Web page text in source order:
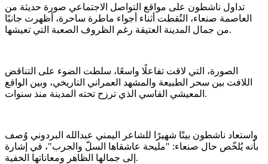
تداول ناشطون على مواقع التواصل الاجتماعي صورة حديثة من
العاصمة صنعاء، التُقطت أثناء أجواء ماطرة ساحرة، أظهرت جانبًا
من جمال المدينة العتيقة رغم الظروف الصعبة التي تعيشها.
الصورة، التي لاقت تفاعلًا واسعًا، سلطت الضوء على التناقض
اللافت بين سحر الطبيعة والمشهد العمراني التاريخي، وبين الواقع
المعيشي القاسي الذي ترزح تحته المدينة منذ سنوات.
واستعاد ناشطون بيتًا شهيرًا للشاعر اليمني عبدالله البردوني وُصف
بأنه يُلخّص حال صنعاء: "مليحة عاشقاها السلّ والجرب"، في إشارة
إلى جمالها الظاهر ومعاناتها الخفية.